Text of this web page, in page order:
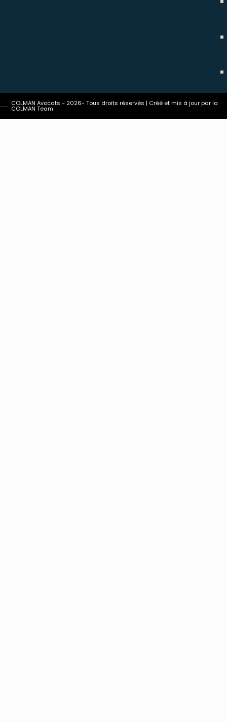
COLMAN Avocats - 2026- Tous droits réservés | Créé et mis à jour par la
COLMAN Team